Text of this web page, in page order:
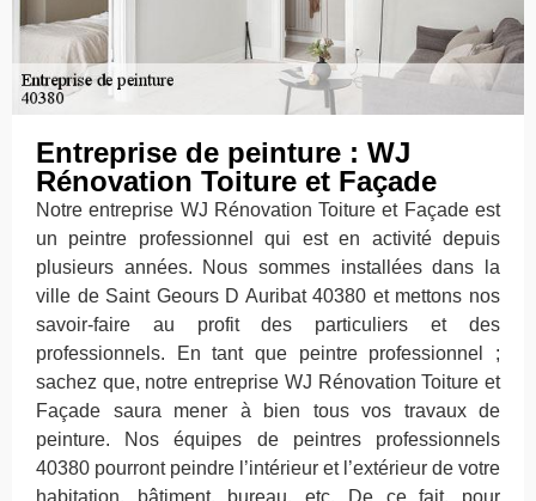
Entreprise de peinture : WJ
Rénovation Toiture et Façade
Notre entreprise WJ Rénovation Toiture et Façade est
un peintre professionnel qui est en activité depuis
plusieurs années. Nous sommes installées dans la
ville de Saint Geours D Auribat 40380 et mettons nos
savoir-faire au profit des particuliers et des
professionnels. En tant que peintre professionnel ;
sachez que, notre entreprise WJ Rénovation Toiture et
Façade saura mener à bien tous vos travaux de
peinture. Nos équipes de peintres professionnels
40380 pourront peindre l’intérieur et l’extérieur de votre
habitation, bâtiment, bureau, etc. De ce fait, pour